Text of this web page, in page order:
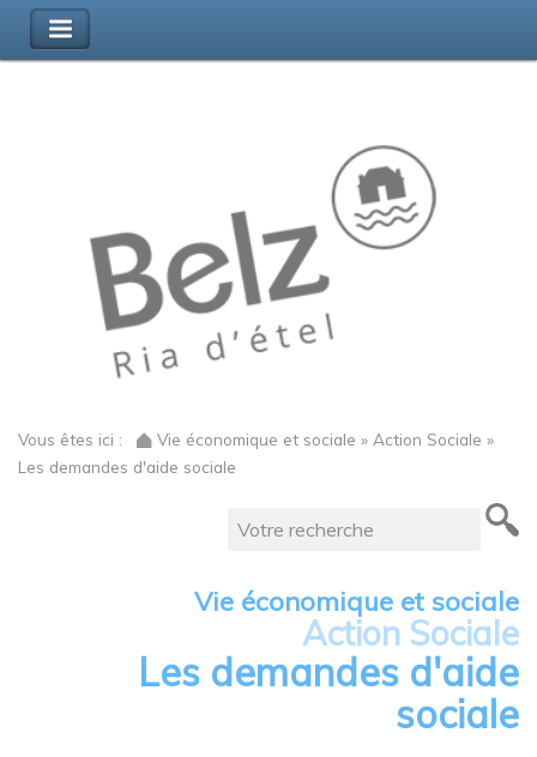
Vous êtes ici :
Vie économique et sociale » Action Sociale »
Les demandes d'aide sociale
Vie économique et sociale
Action Sociale
Les demandes d'aide
sociale